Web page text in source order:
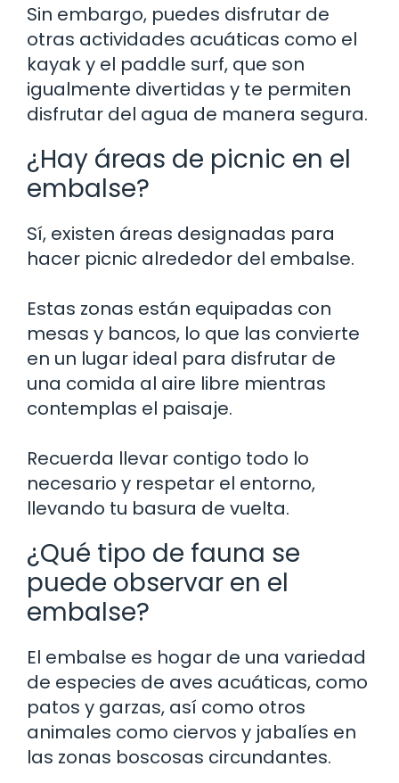
Sin embargo, puedes disfrutar de
otras actividades acuáticas como el
kayak y el paddle surf, que son
igualmente divertidas y te permiten
disfrutar del agua de manera segura.
¿Hay áreas de picnic en el
embalse?
Sí, existen áreas designadas para
hacer picnic alrededor del embalse.
Estas zonas están equipadas con
mesas y bancos, lo que las convierte
en un lugar ideal para disfrutar de
una comida al aire libre mientras
contemplas el paisaje.
Recuerda llevar contigo todo lo
necesario y respetar el entorno,
llevando tu basura de vuelta.
¿Qué tipo de fauna se
puede observar en el
embalse?
El embalse es hogar de una variedad
de especies de aves acuáticas, como
patos y garzas, así como otros
animales como ciervos y jabalíes en
las zonas boscosas circundantes.